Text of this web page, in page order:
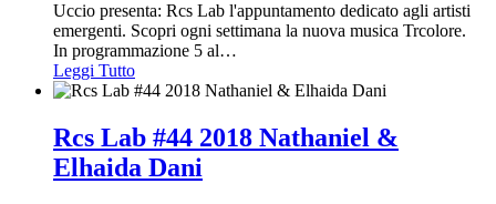
Uccio presenta: Rcs Lab l'appuntamento dedicato agli artisti
emergenti. Scopri ogni settimana la nuova musica Trcolore.
In programmazione 5 al…
Leggi Tutto
Rcs Lab #44 2018 Nathaniel &
Elhaida Dani